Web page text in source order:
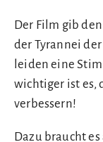
Der Film gib
der Tyrannei
leiden eine
wichtiger ist es,
verbessern!
Dazu braucht